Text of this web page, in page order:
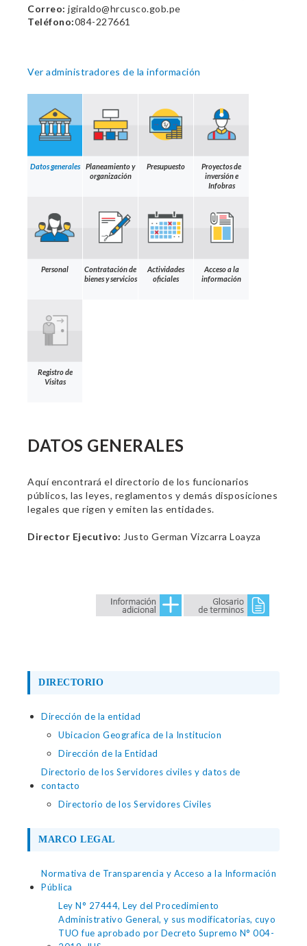
Correo: jgiraldo@hrcusco.gob.pe
Teléfono:084-227661
Ver administradores de la información
Datos generales
Planeamiento y
organización
Presupuesto
Proyectos de
inversión e
Infobras
Personal
Contratación de
bienes y servicios
Actividades
oficiales
Acceso a la
información
Registro de
Visitas
DATOS GENERALES
Aquí encontrará el directorio de los funcionarios
públicos, las leyes, reglamentos y demás disposiciones
legales que rigen y emiten las entidades.
Director Ejecutivo: Justo German Vizcarra Loayza
DIRECTORIO
Dirección de la entidad
Ubicacion Geografica de la Institucion
Dirección de la Entidad
Directorio de los Servidores civiles y datos de
contacto
Directorio de los Servidores Civiles
MARCO LEGAL
Normativa de Transparencia y Acceso a la Información
Pública
Ley N° 27444, Ley del Procedimiento
Administrativo General, y sus modificatorias, cuyo
TUO fue aprobado por Decreto Supremo N° 004-